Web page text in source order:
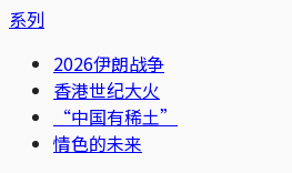
系列
2026伊朗战争
香港世纪大火
“中国有稀土”
情色的未来